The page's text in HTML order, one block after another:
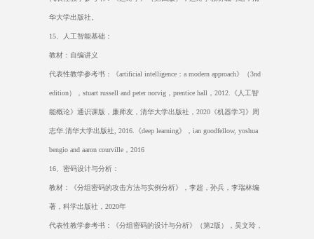
华大学出版社。
15 、人工智能基础：
教材：自编讲义
代表性教学参考书：《artificial intelligence ： a modern approach》（3nd
edition）， stuart russell and peter norvig prentice hall 2012. 《人工智
能概论》通识课版，廉师友，清华大学出版社， 2020 《机器学习》周
志华 清华大学出版社 , 2016. 《deep learning》， ian goodfellow, yoshua
bengio and aaron courville 2016
16 、密码设计与分析：
教材：《分组密码的攻击方法与实例分析》，李超，孙兵，李瑞林编
著，科学出版社， 2020年
代表性教学参考书：《分组密码的设计与分析》（第2版），吴文玲，